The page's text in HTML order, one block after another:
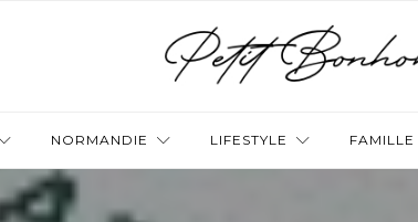
NORMANDIE LIFESTYLE FAMILLE